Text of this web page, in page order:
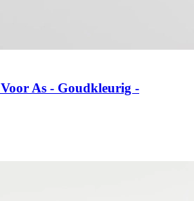
As - Goudkleurig -